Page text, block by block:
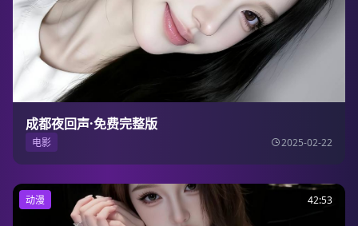
成都夜回声·免费完整版
电影 2025-02-22
动漫 42:53